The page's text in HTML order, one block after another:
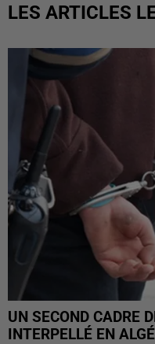
LES ARTICLES
UN SECOND CADRE
INTERPELLÉ EN